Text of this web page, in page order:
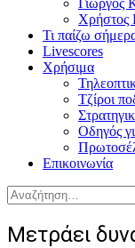
Γιώργος
Χρήστος
Τι παίζω
Livescores
Χρήσιμα
Τζίροι
Οδηγός
Επικοινωνία
Αναζήτηση
για:
Μετράει